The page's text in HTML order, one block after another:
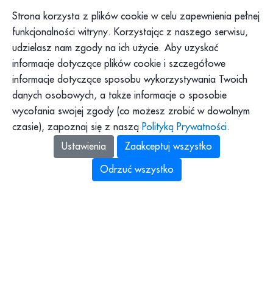
Konteksty PAH
Klub PAH
Program Pajacyk
Platforma DOM
Platforma Pomagamy
Zbiórki Siepomaga
Składanie skarg
Dokumenty
Praca w PAH
Dla mediów
Podkast PAH: „Tolerancja
to za mało”
Strona korzysta z plików cookie w celu zapewnienia pełnej
funkcjonalności witryny. Korzystając z naszego serwisu,
udzielasz nam zgody na ich użycie. Aby uzyskać
informacje dotyczące plików cookie i szczegółowe
informacje dotyczące sposobu wykorzystywania Twoich
danych osobowych, a także informacje o sposobie
wycofania swojej zgody (co możesz zrobić w dowolnym
czasie), zapoznaj się z naszą Polityką Prywatności.
Ustawienia
Zaakceptuj wszystko
Odrzuć wszystko